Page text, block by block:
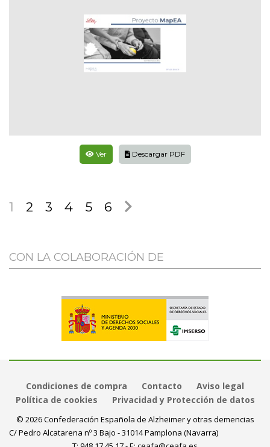
Ver Descargar PDF
1 2 3 4 5 6
CON LA COLABORACIÓN DE
Condiciones de compra Contacto
Aviso legal
Política de cookies
Privacidad y Protección de datos
© 2026 Confederación Española de Alzheimer y otras demencias
C/ Pedro Alcatarena nº 3 Bajo - 31014 Pamplona (Navarra)